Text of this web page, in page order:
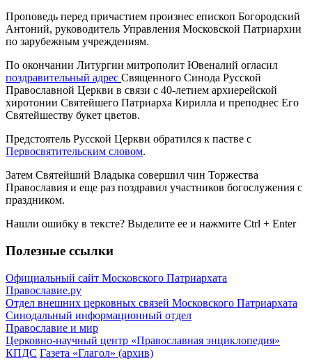
Проповедь перед причастием произнес епископ Богородский
Антоний, руководитель Управления Московской Патриархии
по зарубежным учреждениям.
По окончании Литургии митрополит Ювеналий огласил
поздравительный адрес Священного Синода Русской
Православной Церкви в связи с 40-летием архиерейской
хиротонии Святейшего Патриарха Кирилла и преподнес Его
Святейшеству букет цветов.
Предстоятель Русской Церкви обратился к пастве с
Первосвятительским словом.
Затем Святейший Владыка совершил чин Торжества
Православия и еще раз поздравил участников богослужения с
праздником.
Нашли ошибку в тексте? Выделите ее и нажмите Ctrl + Enter
Полезные ссылки
Официальный сайт Московского Патриархата
Православие.ру
Отдел внешних церковных связей Московского Патриархата
Синодальный информационный отдел
Православие и мир
Церковно-научный центр «Православная энциклопедия»
КПДС Газета «Глагол» (архив)